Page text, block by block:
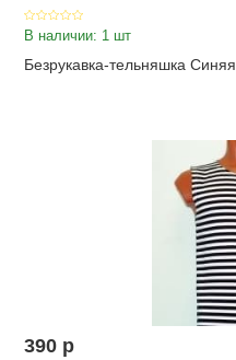
В наличии: 1 шт
Безрукавка-тельняшка Синяя
390 p